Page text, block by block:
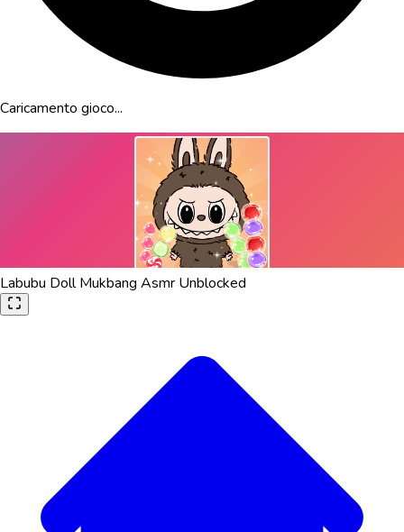
Caricamento gioco...
Labubu Doll Mukbang Asmr Unblocked